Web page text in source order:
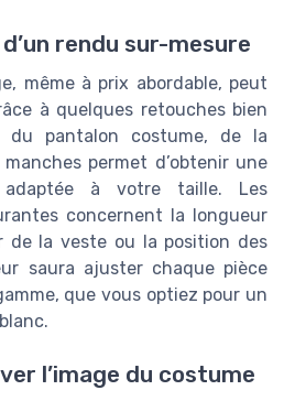
rendu sur-mesure
même à prix abordable, peut
à quelques retouches bien
du pantalon costume, de la
permet d’obtenir une
à votre taille. Les
concernent la longueur
de la veste ou la position des
saura ajuster chaque pièce
que vous optiez pour un
l’image du costume